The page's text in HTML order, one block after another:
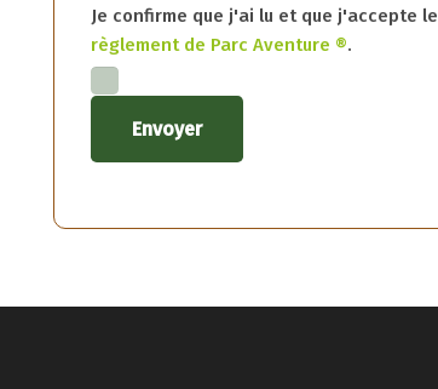
Je confirme que j'ai lu et que j'accepte le
règlement de Parc Aventure ®.